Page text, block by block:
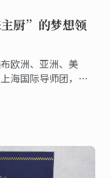
厨”的梦想领
欧洲、亚洲、美
海国际导师团，希